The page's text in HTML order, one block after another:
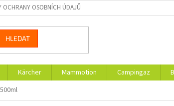
OCHRANY OSOBNÍCH ÚDAJŮ
HLEDAT
Kärcher Mammotion Campingaz